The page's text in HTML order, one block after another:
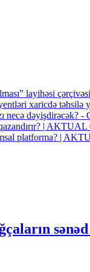
layihəsi
xaricdə təhsilə
necə
|
platforma? |